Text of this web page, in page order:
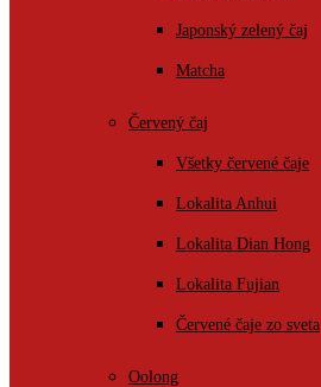
Japonský zelený čaj
Matcha
Červený čaj
Všetky červené čaje
Lokalita Anhui
Lokalita Dian Hong
Lokalita Fujian
Červené čaje zo sveta
Oolong